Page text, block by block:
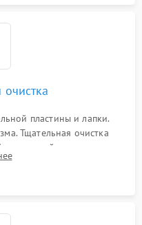
пластины и лапки.
Тщательная очистка
тканевой пыли, очесов,
нитей с помощью